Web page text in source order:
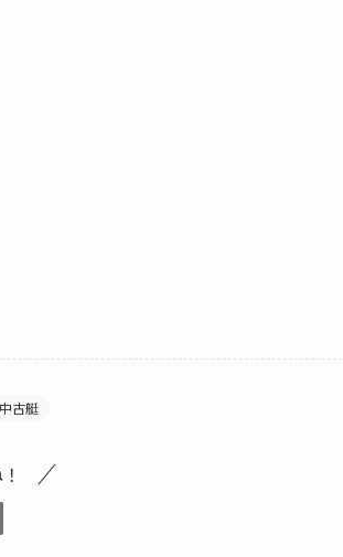
中古艇